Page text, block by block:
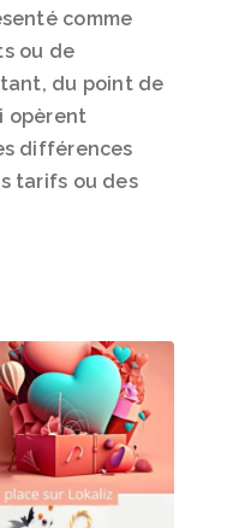
comme
ou de
du point de
opèrent
différences
tarifs ou des